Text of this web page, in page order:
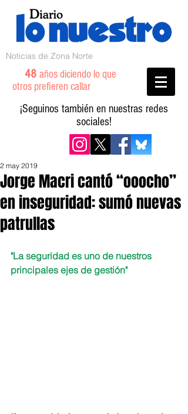
Noticias de Zona Norte
48 años diciendo lo que
otros prefieren callar
¡Seguinos también en nuestras redes
sociales!
Jorge Macri cantó “ooocho”
en inseguridad: sumó nuevas
patrullas
2 may 2019
"La seguridad es uno de nuestros
principales ejes de gestión"